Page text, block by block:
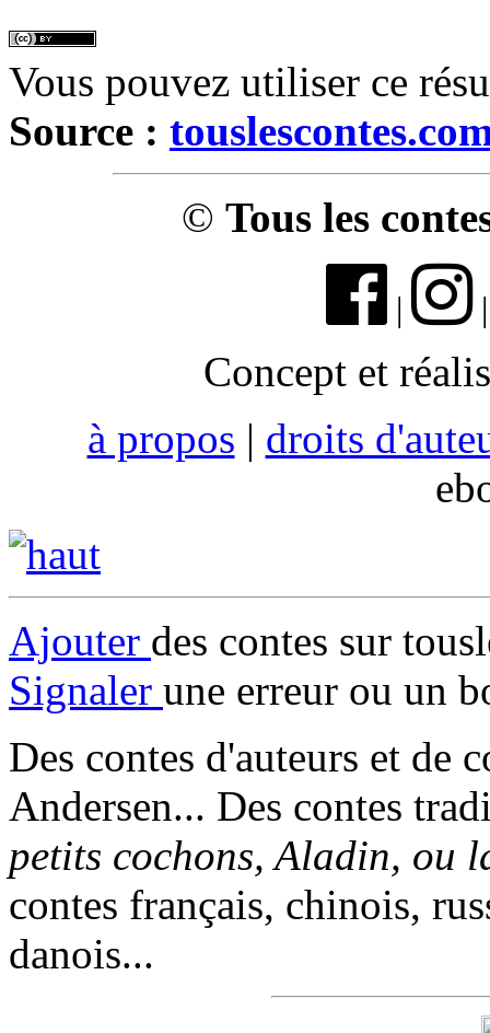
Vous pouvez utiliser ce
Source :
© Tous les
|
Concept et
à propos | droits
Ajouter des contes sur
Signaler une erreur ou un
Des contes d'auteurs et de
Andersen... Des contes
petits cochons, Aladin, ou
contes français, chinois,
danois...